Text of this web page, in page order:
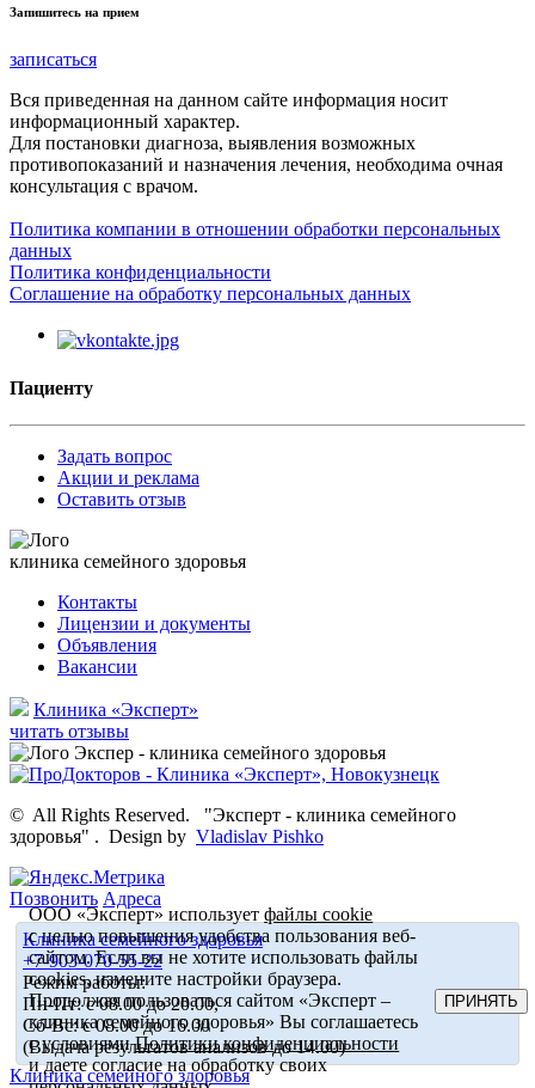
Запишитесь на прием
записаться
Вся приведенная на данном сайте информация носит
информационный характер.
Для постановки диагноза, выявления возможных
противопоказаний и назначения лечения, необходима очная
консультация с врачом.
Политика компании в отношении обработки персональных
данных
Политика конфиденциальности
Соглашение на обработку персональных данных
Пациенту
Задать вопрос
Акции и реклама
Оставить отзыв
клиника семейного здоровья
Контакты
Лицензии и документы
Объявления
Вакансии
Клиника «Эксперт»
читать отзывы
© All Rights Reserved.
"Эксперт - клиника семейного
здоровья" . Design by Vladislav Pishko
Позвонить Адреса
Клиника семейного здоровья
+7-903-070-55-22
Режим работы:
Пн-Пт: с 08.00 до 20.00,
Сб-Вс: с 08.00 до 16.00
(Выдача результатов анализов до 14.00)
Клиника семейного здоровья
ООО «Эксперт» используетфайлы cookie
с целью повышения удобства пользования веб-
сайтом. Если вы не хотите использовать файлы
cookies, измените настройки браузера.
Продолжая пользоваться сайтом «Эксперт –
клиника семейного здоровья» Вы соглашаетесь
с условиямиПолитики конфиденциальности
и даете согласие на обработку своих
ПРИНЯТЬ